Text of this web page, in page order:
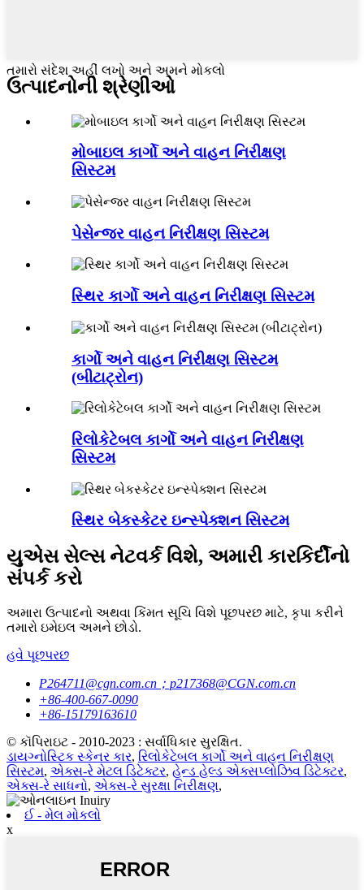
તમારો સંદેશ અહીં લખો અને અમને મોકલો
ઉત્પાદનોની શ્રેણીઓ
મોબાઇલ કાર્ગો અને વાહન નિરીક્ષણ
સિસ્ટમ
પેસેન્જર વાહન નિરીક્ષણ સિસ્ટમ
સ્થિર કાર્ગો અને વાહન નિરીક્ષણ સિસ્ટમ
કાર્ગો અને વાહન નિરીક્ષણ સિસ્ટમ
(બીટાટ્રોન)
રિલોકેટેબલ કાર્ગો અને વાહન નિરીક્ષણ
સિસ્ટમ
સ્થિર બેકસ્કેટર ઇન્સ્પેક્શન સિસ્ટમ
યુએસ સેલ્સ નેટવર્ક વિશે, અમારી કારકિર્દીનો
સંપર્ક કરો
અમારા ઉત્પાદનો અથવા કિંમત સૂચિ વિશે પૂછપરછ માટે, કૃપા કરીને
તમારો ઇમેઇલ અમને છોડો.
હવે પૂછપરછ
P264711@cgn.com.cn；p217368@CGN.com.cn
+86-400-667-0090
+86-15179163610
© કૉપિરાઇટ - 2010-2023 : સર્વાધિકાર સુરક્ષિત.
ડાયગ્નોસ્ટિક સ્કેનર કાર, રિલોકેટેબલ કાર્ગો અને વાહન નિરીક્ષણ
સિસ્ટમ, એક્સ-રે મેટલ ડિટેક્ટર, હેન્ડ હેલ્ડ એક્સપ્લોઝિવ ડિટેક્ટર,
એક્સ-રે સાધનો, એક્સ-રે સુરક્ષા નિરીક્ષણ,
ઈ - મેલ મોકલો
x